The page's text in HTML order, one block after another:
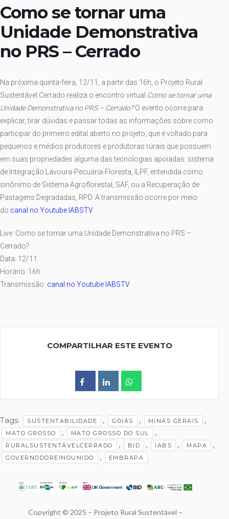
Como se tornar uma
Unidade Demonstrativa
no PRS – Cerrado
Na próxima quinta-feira, 12/11, a partir das 16h, o Projeto Rural
Sustentável Cerrado realiza o encontro virtual Como se tornar uma
Unidade Demonstrativa no PRS – Cerrado?O evento ocorre para
explicar, tirar dúvidas e passar todas as informações sobre como
participar do primeiro edital aberto no projeto, que é voltado para
pequenos e médios produtores e produtoras rurais que possuem
em suas propriedades alguma das tecnologias apoiadas: sistema
de Integração Lavoura-Pecuária-Floresta, ILPF, entendida como
sinônimo de Sistema Agroflorestal, SAF, ou a Recuperação de
Pastagens Degradadas, RPD. A transmissão ocorre por meio
do canal no Youtube IABSTV.
Live: Como se tornar uma Unidade Demonstrativa no PRS –
Cerrado?
Data: 12/11
Horário: 16h
Transmissão: canal no Youtube IABSTV
COMPARTILHAR ESTE EVENTO
Tags: SUSTENTABILIDADE , GOIÁS , MINAS GERAIS ,
MATO GROSSO , MATO GROSSO DO SUL ,
RURALSUSTENTÁVELCERRADO , BID , IABS , MAPA ,
GOVERNODOREINOUNIDO , EMBRAPA
Copyright © 2025 – Projeto Rural Sustentável –